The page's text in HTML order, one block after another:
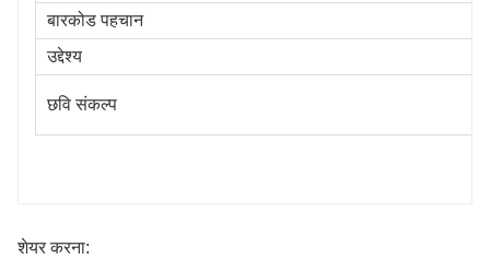
बारकोड पहचान
उद्देश्य
छवि संकल्प
शेयर करना: